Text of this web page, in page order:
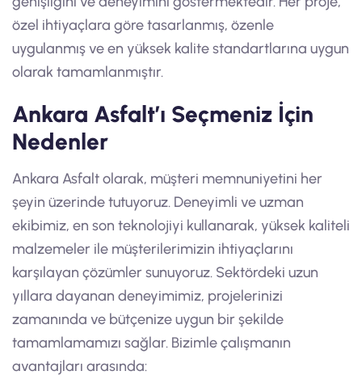
özel ihtiyaçlara göre tasarlanmış, özenle
uygulanmış ve en yüksek kalite standartlarına uygun
olarak tamamlanmıştır.
Ankara Asfalt’ı Seçmeniz İçin
Nedenler
Ankara Asfalt olarak, müşteri memnuniyetini her
şeyin üzerinde tutuyoruz. Deneyimli ve uzman
ekibimiz, en son teknolojiyi kullanarak, yüksek kaliteli
malzemeler ile müşterilerimizin ihtiyaçlarını
karşılayan çözümler sunuyoruz. Sektördeki uzun
yıllara dayanan deneyimimiz, projelerinizi
zamanında ve bütçenize uygun bir şekilde
tamamlamamızı sağlar. Bizimle çalışmanın
avantajları arasında: